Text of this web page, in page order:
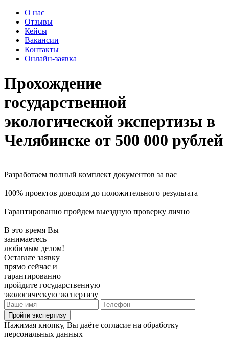
О нас
Отзывы
Кейсы
Вакансии
Контакты
Онлайн-заявка
Прохождение
государственной
экологической экспертизы в
Челябинске от 500 000 рублей
Разработаем полный комплект документов за вас
100% проектов доводим до положительного результата
Гарантированно пройдем выездную проверку лично
В это время Вы
занимаетесь
любимым делом!
Оставьте заявку
прямо сейчас и
гарантированно
пройдите государственную
экологическую экспертизу
Пройти экспертизу
Нажимая кнопку, Вы даёте согласие на обработку
персональных данных